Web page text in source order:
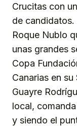
Crucitas con
de candidatos.
Roque Nublo
unas grandes
Copa
Canarias en
Guayre
local,
y siendo el